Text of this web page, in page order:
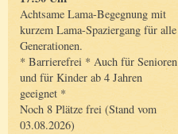
Achtsame Lama-Begegnung mit
kurzem Lama-Spaziergang für alle
Generationen.
* Barrierefrei * Auch für Senioren
und für Kinder ab 4 Jahren
geeignet *
Noch 8 Plätze frei (Stand vom
03.08.2026)